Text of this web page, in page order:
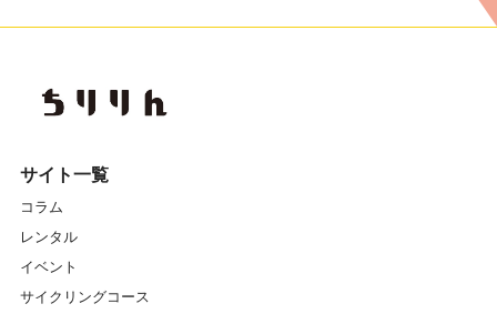
サイト一覧
コラム
レンタル
イベント
サイクリングコース